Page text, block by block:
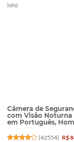
info)
Câmera de
com Visão Noturna
em Português,
(42554) R$